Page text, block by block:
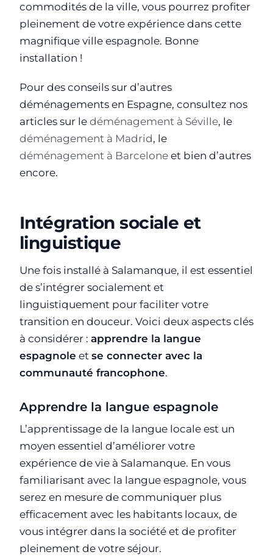
commodités de la ville, vous pourrez profiter
pleinement de votre expérience dans cette
magnifique ville espagnole. Bonne
installation !
Pour des conseils sur d’autres
déménagements en Espagne, consultez nos
articles sur le déménagement à Séville, le
déménagement à Madrid, le
déménagement à Barcelone et bien d’autres
encore.
Intégration sociale et
linguistique
Une fois installé à Salamanque, il est essentiel
de s’intégrer socialement et
linguistiquement pour faciliter votre
transition en douceur. Voici deux aspects clés
à considérer : apprendre la langue
espagnole et se connecter avec la
communauté francophone.
Apprendre la langue espagnole
L’apprentissage de la langue locale est un
moyen essentiel d’améliorer votre
expérience de vie à Salamanque. En vous
familiarisant avec la langue espagnole, vous
serez en mesure de communiquer plus
efficacement avec les habitants locaux, de
vous intégrer dans la société et de profiter
pleinement de votre séjour.